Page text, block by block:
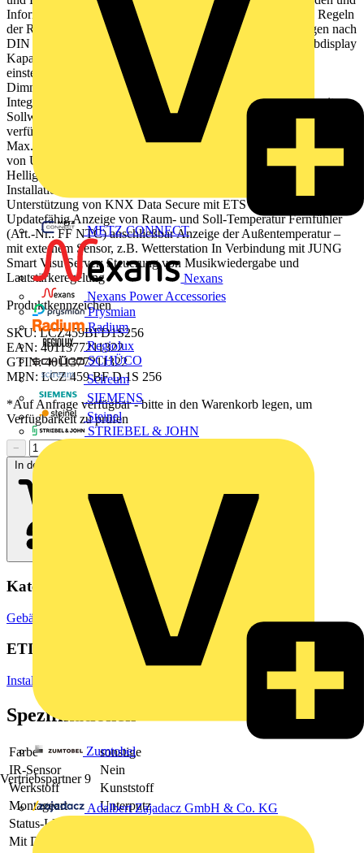
METZ CONNECT
Nexans
Nexans Power Accessories
Prysmian
Radium
Regiolux
SCHÜCO
Scireum
SIEMENS
Steinel
STRIEBEL & JOHN
Zumtobel
Vertriebspartner 9
Adalbert Zajadacz GmbH & Co. KG
Informationen (z.B. Temperatur und Helligkeit) Messen und Regeln
der Raumtemperatur Montage in Gerätedose mit Abmessungen nach
DIN 49073 Produkteigenschaften Hochauflösendes IPS Farbdisplay
Kapazitiver Touchscreen Funktionen der Favoriten-Seiten
einstellbar (ohne ETS) Max. 32 Bedienfunktionen Schalten,
Dimmen, Jalousiesteuerung, Wertgeber, Szenenaufruf etc.
Integrierter Raumtemperaturfühler Raumtemperaturregelung mit
Sollwertvorgabe Steuerung von Split-Units (nur mit Update,
verfügbar seit Juli 2024) Alarmfunktion (akustisch und/oder optisch)
Max. 8 Zeitschaltfunktionen aktivierbar und einstellbar (abhängig
von Uhrzeit, Astro oder Zufall) Integrierter Näherungs- und
Helligkeitssensor Integrierter Busankoppler Anschluss von
Installationstastern oder Reedkontakten möglich Inbetriebnahme und
Unterstützung von KNX Data Secure mit ETS ab Version 5.7.4
Updatefähig Anzeige von Raum- und Soll-Temperatur Fernfühler
(Art.-Nr.: FF NTC) anschließbar Anzeige der Außentemperatur –
mit externem Sensor, z.B. Wetterstation In Verbindung mit JUNG
Smart Visu Server: Steuerung von Musikwiedergabe und
Lautstärkeregelung
Produktkennzeichen
SKU: LCZ459BFD1S256
EAN: 4011377211322
GTIN: 4011377211322
MPN: LCZ 459 BF D 1S 256
*Auf Anfrage verfügbar - bitte in den Warenkorb legen, um
Verfügbarkeit zu prüfen
−
In den Warenkorb
Kategorien
Gebäudeleittechnik & Automation Lichtsteuerungssysteme
ETIM Group
Installationsbussysteme
Spezifikationen
Farbe
sonstige
IR-Sensor
Nein
Werkstoff
Kunststoff
Montageart
Unterputz
Status-LED
Mit Display